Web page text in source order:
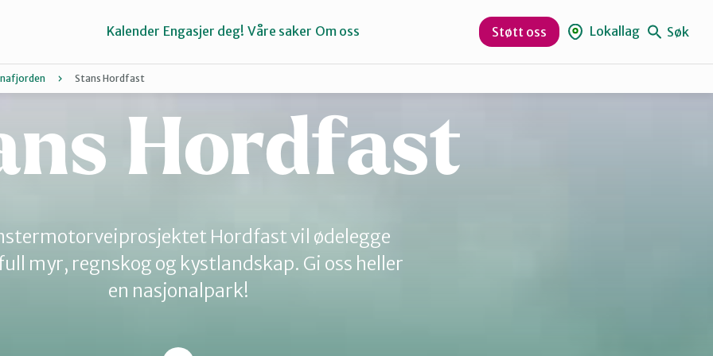
Bjørnafjorden
Stord Vaksdal
Kalender Engasjer deg! Våre saker Om oss Støtt oss Lokallag Søk
Stans Hordfast
Hordfast
Hordfast vil ødelegge
myr, regnskog og kystlandskap. Gi oss heller
en nasjonalpark!